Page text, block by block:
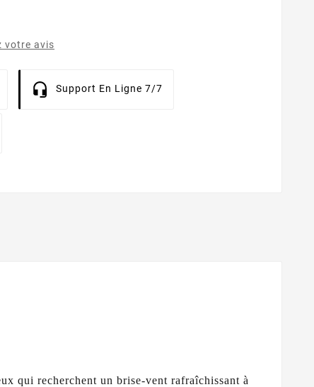
votre avis
Support En Ligne 7/7
qui recherchent un brise-vent rafraîchissant à